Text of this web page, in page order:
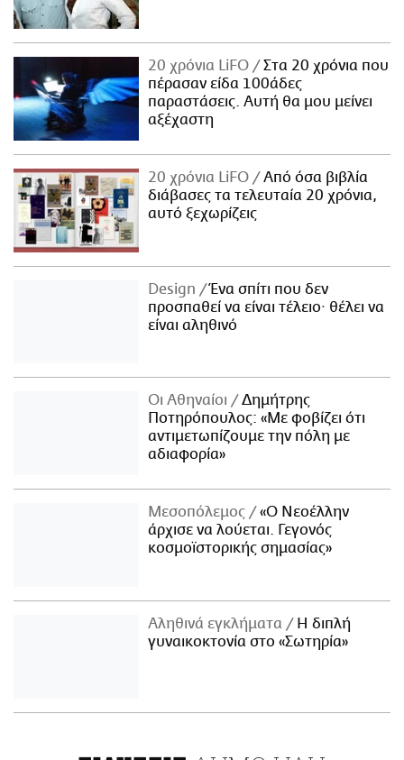
20 χρόνια LiFO
Στα 20 χρόνια που
πέρασαν είδα 100άδες
παραστάσεις. Αυτή θα μου μείνει
αξέχαστη
20 χρόνια LiFO
Από όσα βιβλία
διάβασες τα τελευταία 20 χρόνια,
αυτό ξεχωρίζεις
Design
Ένα σπίτι που δεν
προσπαθεί να είναι τέλειο· θέλει να
είναι αληθινό
Οι Αθηναίοι
Δημήτρης
Ποτηρόπουλος: «Με φοβίζει ότι
αντιμετωπίζουμε την πόλη με
αδιαφορία»
Μεσοπόλεμος
«Ο Νεοέλλην
άρχισε να λούεται. Γεγονός
κοσμοϊστορικής σημασίας»
Αληθινά εγκλήματα
Η διπλή
γυναικοκτονία στο «Σωτηρία»